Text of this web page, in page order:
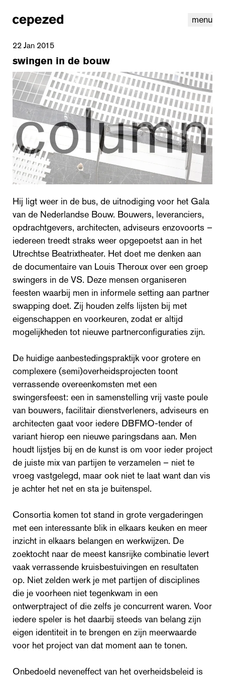
menu
linkedinyoutube cookies |
22 Jan 2015
swingen in de bouw
Hij ligt weer in de bus, de uitnodiging voor het Gala
van de Nederlandse Bouw. Bouwers, leveranciers,
opdrachtgevers, architecten, adviseurs enzovoorts –
iedereen treedt straks weer opgepoetst aan in het
Utrechtse Beatrixtheater. Het doet me denken aan
de documentaire van Louis Theroux over een groep
swingers in de VS. Deze mensen organiseren
feesten waarbij men in informele setting aan partner
swapping doet. Zij houden zelfs lijsten bij met
eigenschappen en voorkeuren, zodat er altijd
mogelijkheden tot nieuwe partnerconfiguraties zijn.
De huidige aanbestedingspraktijk voor grotere en
complexere (semi)overheidsprojecten toont
verrassende overeenkomsten met een
swingersfeest: een in samenstelling vrij vaste poule
van bouwers, facilitair dienstverleners, adviseurs en
architecten gaat voor iedere DBFMO-tender of
variant hierop een nieuwe paringsdans aan. Men
houdt lijstjes bij en de kunst is om voor ieder project
de juiste mix van partijen te verzamelen – niet te
vroeg vastgelegd, maar ook niet te laat want dan vis
je achter het net en sta je buitenspel.
Consortia komen tot stand in grote vergaderingen
met een interessante blik in elkaars keuken en meer
inzicht in elkaars belangen en werkwijzen. De
zoektocht naar de meest kansrijke combinatie levert
vaak verrassende kruisbestuivingen en resultaten
op. Niet zelden werk je met partijen of disciplines
die je voorheen niet tegenkwam in een
ontwerptraject of die zelfs je concurrent waren. Voor
iedere speler is het daarbij steeds van belang zijn
eigen identiteit in te brengen en zijn meerwaarde
voor het project van dat moment aan te tonen.
Onbedoeld neveneffect van het overheidsbeleid is